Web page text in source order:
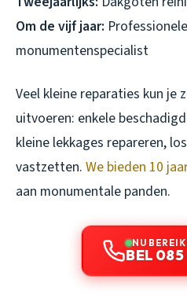
Om de vijf jaar:
monumentenspecialist
Veel kleine reparaties kun je
uitvoeren: enkele
kleine lekkages repareren,
vastzetten. We bieden 10
aan monumentale panden.
NU
BEL 085